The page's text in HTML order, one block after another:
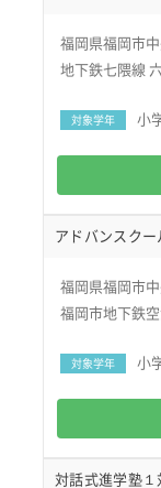
福岡県福岡市
地下鉄七隈線
対象学年 小
アドバンスク
福岡県福岡市
福岡市地下鉄
対象学年 小
対話式進学塾